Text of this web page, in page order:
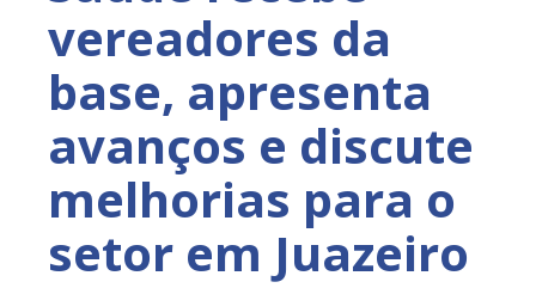
vereadores da
base, apresenta
avanços e discute
melhorias para o
setor em Juazeiro